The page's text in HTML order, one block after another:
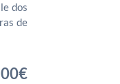
dos
de
€